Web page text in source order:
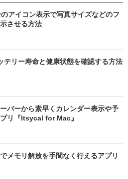
アイコン表示で写真サイズなどのフ
させる方法
リー寿命と健康状態を確認する方法
ーバーから素早くカレンダー表示や予
リ『Itsycal for Mac』
メモリ解放を手間なく行えるアプリ